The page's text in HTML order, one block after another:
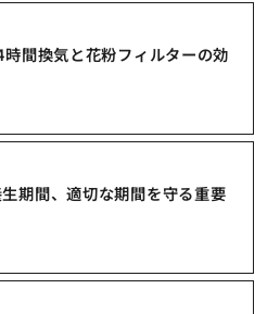
間換気と花粉フィルターの効
期間、適切な期間を守る重要